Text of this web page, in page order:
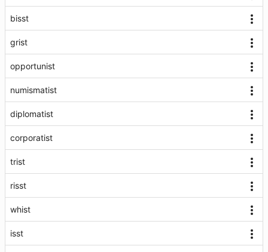
bisst
grist
opportunist
numismatist
diplomatist
corporatist
trist
risst
whist
isst